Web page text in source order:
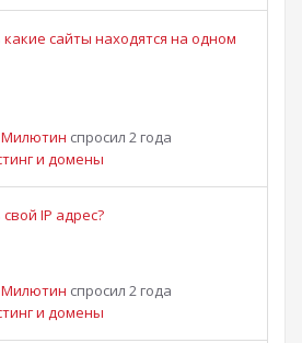
какие сайты находятся на одном
Милютин спросил 2 года
и домены
IP адрес?
Милютин спросил 2 года
и домены